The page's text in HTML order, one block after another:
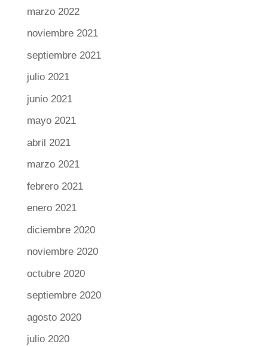
marzo 2022
noviembre 2021
septiembre 2021
julio 2021
junio 2021
mayo 2021
abril 2021
marzo 2021
febrero 2021
enero 2021
diciembre 2020
noviembre 2020
octubre 2020
septiembre 2020
agosto 2020
julio 2020